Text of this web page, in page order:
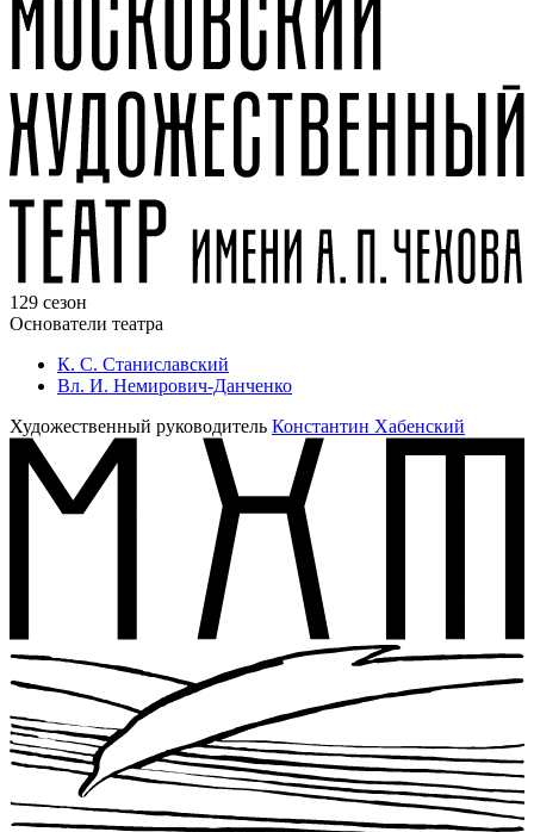
129 сезон
Основатели театра
К. С. Станиславский
Вл. И. Немирович-Данченко
Художественный руководитель Константин Хабенский